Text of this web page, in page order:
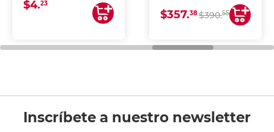
uniforme, ideal para
impresoras de inyección
de tinta y láser,
general de oficina.
$4.23
COPIA Y ESCANEA)
$357.38$390.55
Inscríbete a nuestro newsletter